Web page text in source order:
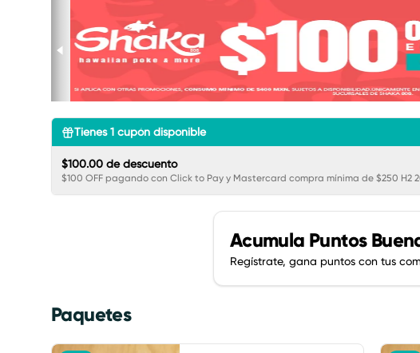
Tienes1 cupón disponible
$100.00 de descuento
$100 OFF pagando con Click to Pay y Mastercard compra mínima de $250 H2
Acumula Puntos
Regístrate, gana puntos con tus
Paquetes